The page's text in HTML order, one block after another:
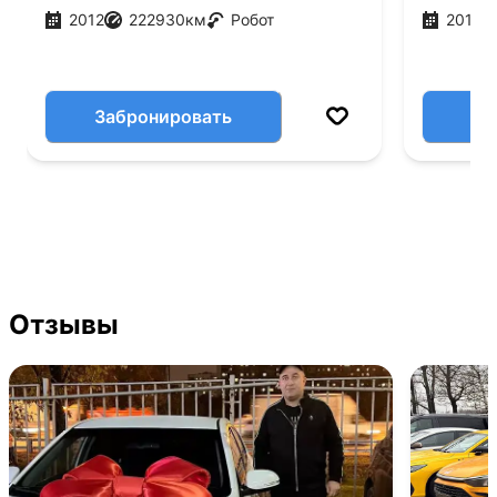
2012 222930км Робот
Забронировать
2019
Отзывы